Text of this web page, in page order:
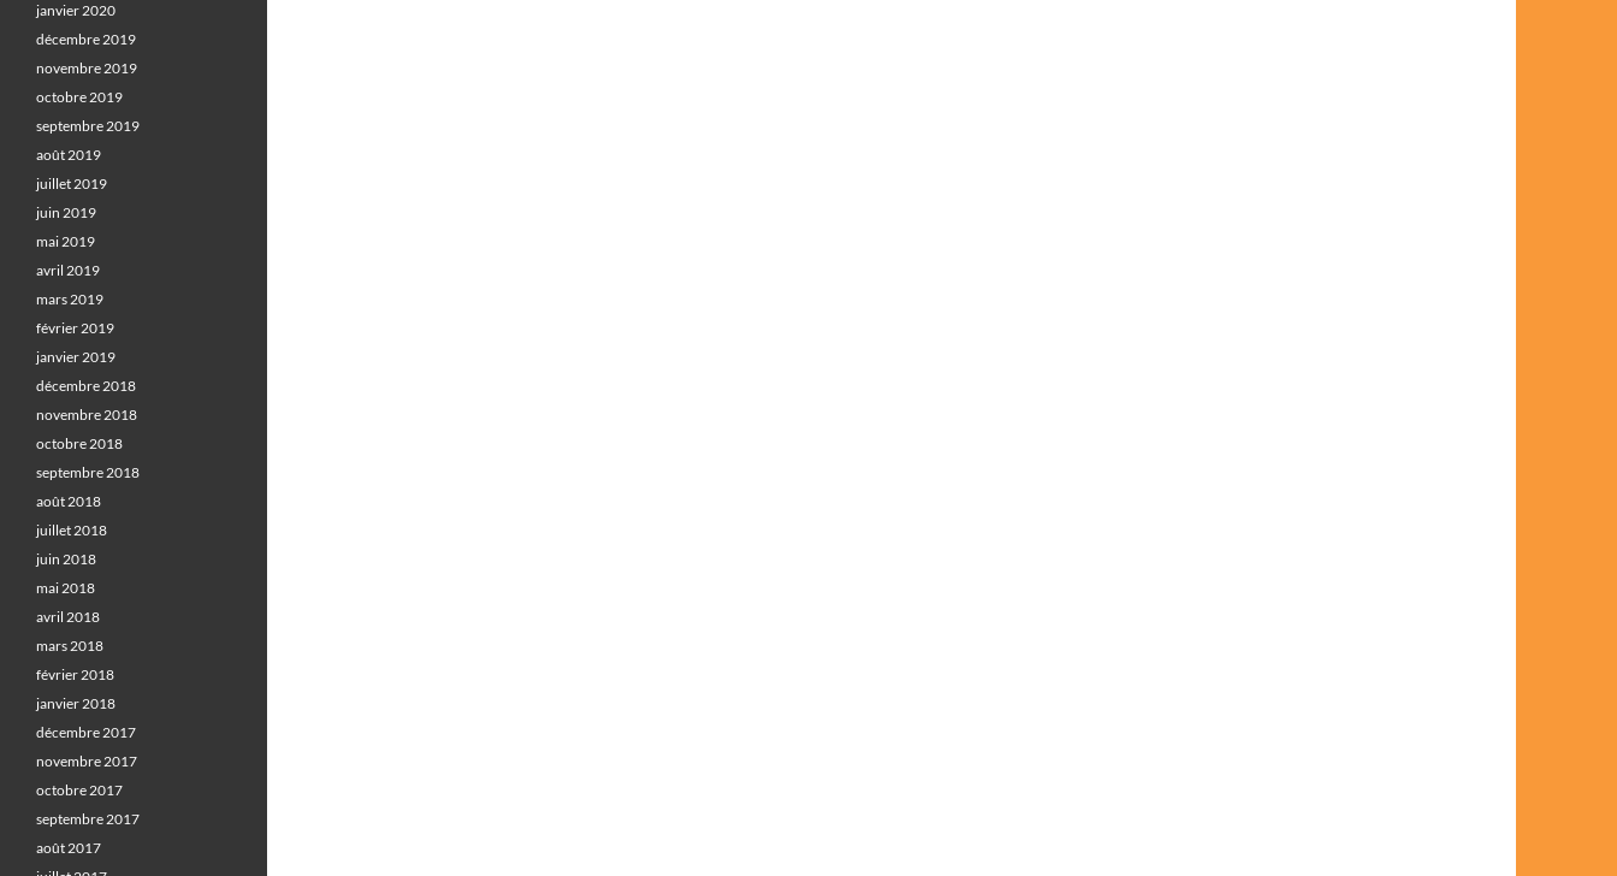
janvier 2020
décembre 2019
novembre 2019
octobre 2019
septembre 2019
août 2019
juillet 2019
juin 2019
mai 2019
avril 2019
mars 2019
février 2019
janvier 2019
décembre 2018
novembre 2018
octobre 2018
septembre 2018
août 2018
juillet 2018
juin 2018
mai 2018
avril 2018
mars 2018
février 2018
janvier 2018
décembre 2017
novembre 2017
octobre 2017
septembre 2017
août 2017